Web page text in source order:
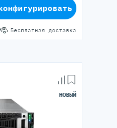
Бесплатная доставка
НОВЫЙ